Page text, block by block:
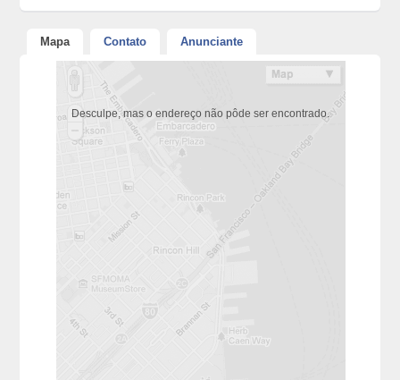
Mapa Contato Anunciante
Desculpe, mas o endereço não pôde ser encontrado.